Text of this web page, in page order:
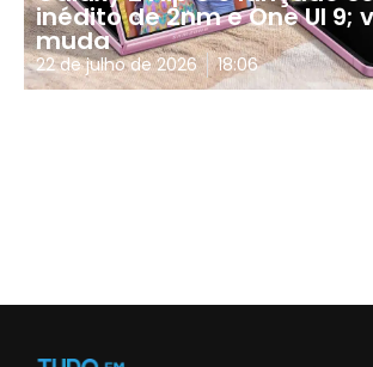
inédito de 2nm e One UI 9;
muda
22 de julho de 2026 18:06